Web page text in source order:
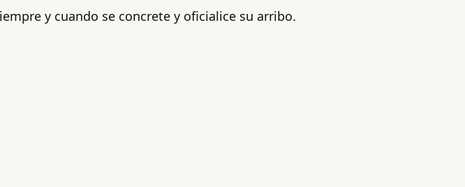
y cuando se concrete y oficialice su arribo.